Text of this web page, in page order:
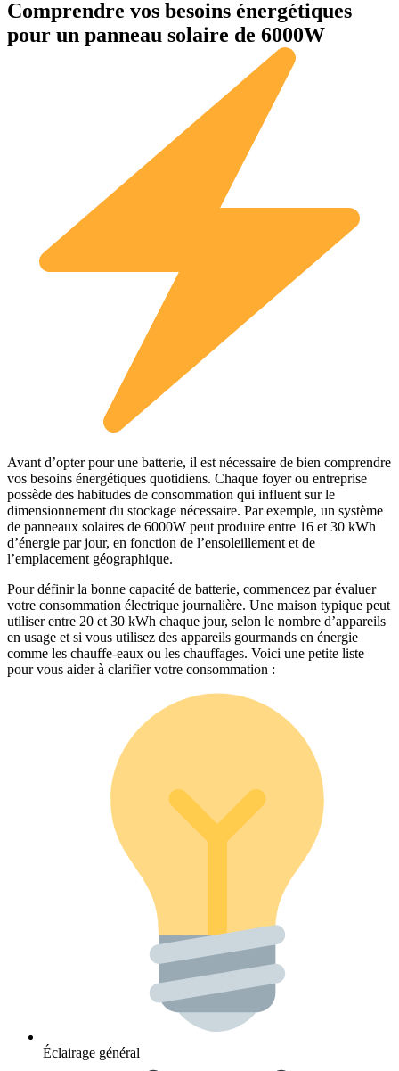
Comprendre vos besoins énergétiques
pour un panneau solaire de 6000W
Avant d’opter pour une batterie, il est nécessaire de bien comprendre
vos besoins énergétiques quotidiens. Chaque foyer ou entreprise
possède des habitudes de consommation qui influent sur le
dimensionnement du stockage nécessaire. Par exemple, un système
de panneaux solaires de 6000W peut produire entre 16 et 30 kWh
d’énergie par jour, en fonction de l’ensoleillement et de
l’emplacement géographique.
Pour définir la bonne capacité de batterie, commencez par évaluer
votre consommation électrique journalière. Une maison typique peut
utiliser entre 20 et 30 kWh chaque jour, selon le nombre d’appareils
en usage et si vous utilisez des appareils gourmands en énergie
comme les chauffe-eaux ou les chauffages. Voici une petite liste
pour vous aider à clarifier votre consommation :
Éclairage général